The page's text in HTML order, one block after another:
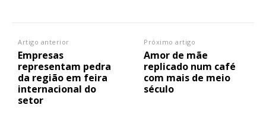
Artigo anterior
Empresas
representam pedra
da região em feira
internacional do
setor
Próximo artigo
Amor de mãe
replicado num café
com mais de meio
século